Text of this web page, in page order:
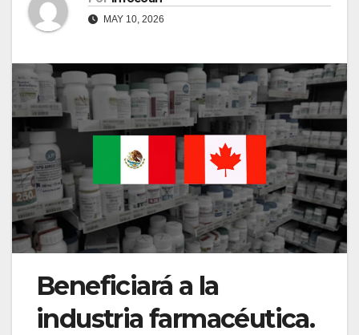
MAY 10, 2026
Beneficiará a la
industria farmacéutica.